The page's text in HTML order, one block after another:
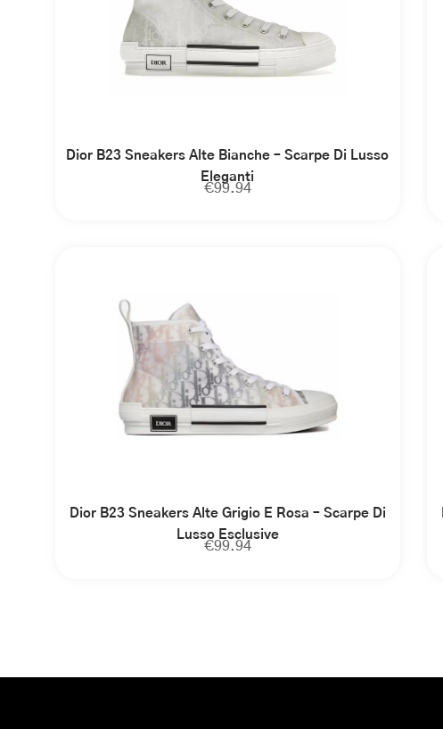
Dior B23 Sneakers Alte Bianche – Scarpe Di Lusso
Eleganti
€99.94
Dior B23 Sneakers Alte Grigio E Rosa – Scarpe Di
Lusso Esclusive
€99.94